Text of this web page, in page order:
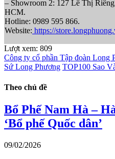
– Showroom 2: 127 Lê Thị
HCM.
Hotline: 0989 595 866.
Website: https://
Lượt xem: 809
Công ty cổ phần Tập đoàn Long
Sứ Long Phương TOP100 Sao
Theo chủ đề
Bổ Phế Nam Hà –
‘Bổ phế Quốc dân’
09/02/2026